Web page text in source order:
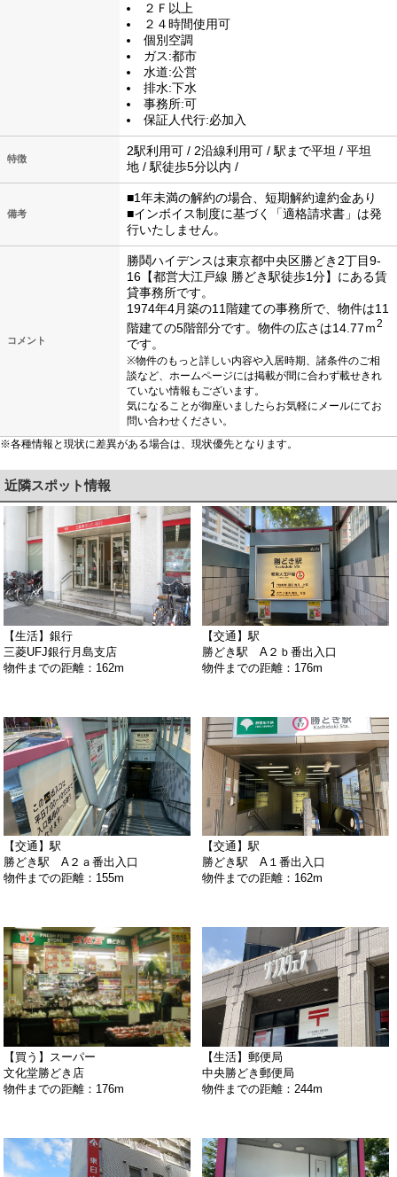
２Ｆ以上
２４時間使用可
個別空調
ガス:都市
水道:公営
排水:下水
事務所:可
保証人代行:必加入
特徴
2駅利用可 / 2沿線利用可 / 駅まで平坦 / 平坦
地 / 駅徒歩5分以内 /
備考
■1年未満の解約の場合、短期解約違約金あり
■インボイス制度に基づく「適格請求書」は発
行いたしません。
コメント
勝鬨ハイデンスは東京都中央区勝どき2丁目9-
16【都営大江戸線 勝どき駅徒歩1分】にある賃
貸事務所です。
1974年4月築の11階建ての事務所で、物件は11
階建ての5階部分です。物件の広さは14.77ｍ2
です。
※物件のもっと詳しい内容や入居時期、諸条件のご相
談など、ホームページには掲載が間に合わず載せきれ
ていない情報もございます。
気になることが御座いましたらお気軽にメールにてお
問い合わせください。
※各種情報と現状に差異がある場合は、現状優先となります。
近隣スポット情報
【生活】銀行
三菱UFJ銀行月島支店
物件までの距離：162m
【交通】駅
勝どき駅 A２ｂ番出入口
物件までの距離：176m
【交通】駅
勝どき駅 A２ａ番出入口
物件までの距離：155m
【交通】駅
勝どき駅 A１番出入口
物件までの距離：162m
【買う】スーパー
文化堂勝どき店
物件までの距離：176m
【生活】郵便局
中央勝どき郵便局
物件までの距離：244m